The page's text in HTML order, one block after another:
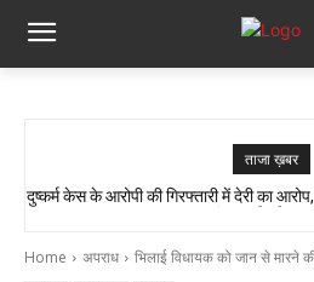
ताजा ख़बर
दुष्कर्म केस के आरोपी की गिरफ्तारी में देरी का
Home अपराध भिलाई विधायक को जान से मारने